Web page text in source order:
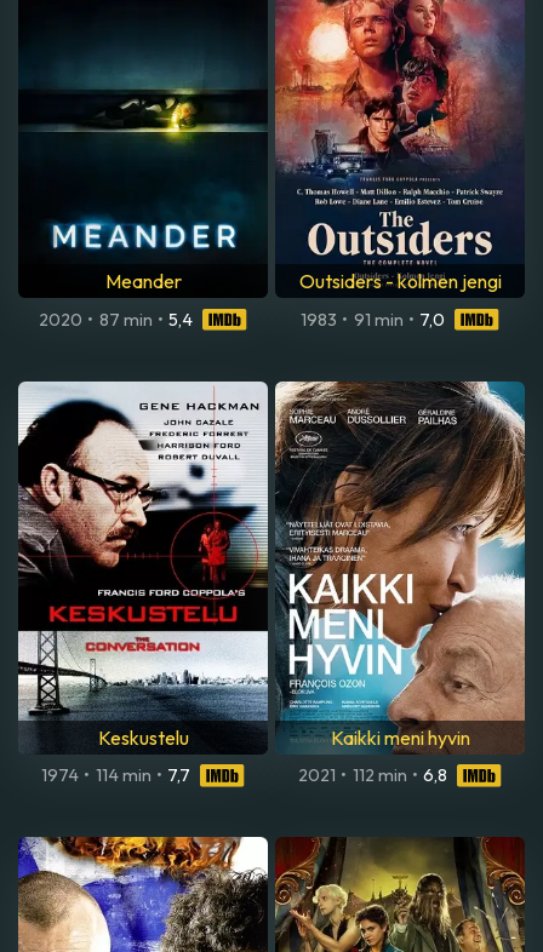
Meander
2020 • 87 min • 5,4
Outsiders - kolmen jengi
1983 • 91 min • 7,0
Keskustelu
1974 • 114 min • 7,7
Kaikki meni hyvin
2021 • 112 min • 6,8